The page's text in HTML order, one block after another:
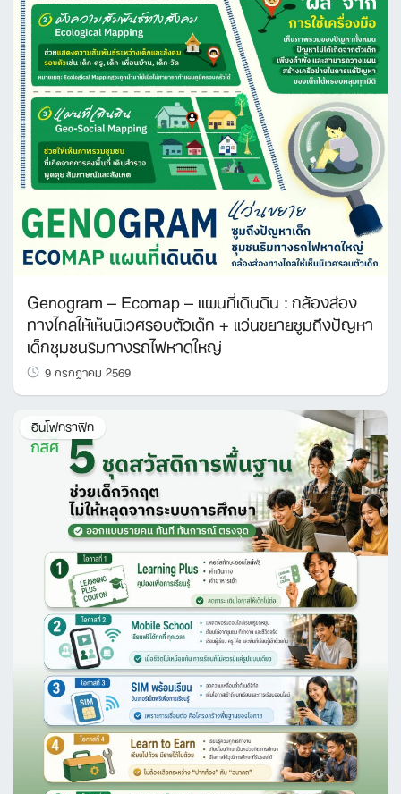
Genogram – Ecomap – แผนที่เดินดิน : กล้องส่อง
ทางไกลให้เห็นนิเวศรอบตัวเด็ก + แว่นขยายซูมถึงปัญหา
เด็กชุมชนริมทางรถไฟหาดใหญ่
9 กรกฎาคม 2569
อินโฟกราฟิก